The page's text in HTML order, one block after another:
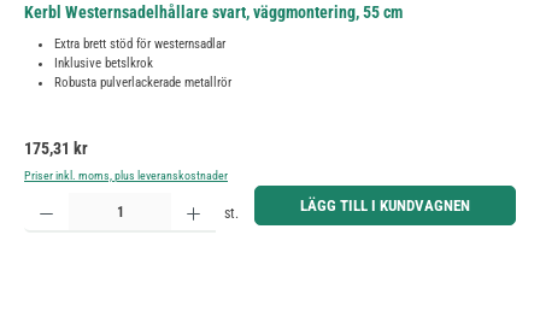
Kerbl Westernsadelhållare svart, väggmontering, 55 cm
Extra brett stöd för westernsadlar
Inklusive betslkrok
Robusta pulverlackerade metallrör
Ordinarie pris:
175,31 kr
Priser inkl. moms, plus leveranskostnader
Produktkvantitet: Ange önskat belopp eller använd knapparna för att öka eller minska kvantiteten.
st. LÄGG TILL I KUNDVAGNEN